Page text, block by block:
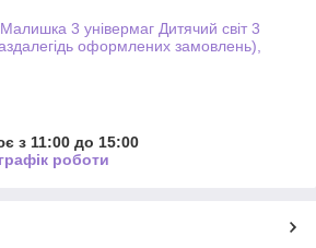
3 універмаг Дитячий світ 3
оформлених замовлень),
з 11:00 до 15:00
роботи